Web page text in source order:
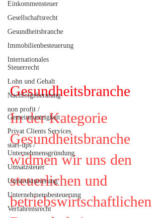
Einkommensteuer
Gesellschaftsrecht
Gesundheitsbranche
Immobilienbesteuerung
Internationales
Steuerrecht
Lohn und Gehalt
Nachfolgeberatung
non profit /
Gemeinnuetzigkeit
Privat Clients Services
start-ups /
Unternehmensgründung
Umsatzsteuer
Umstrukturierung
Unternehmensbesteuerung
Verfahrensrecht
Gesundheitsbranche
In der Kategorie
Gesundheitsbranche
widmen wir uns den
steuerlichen und
betriebswirtschaftlichen